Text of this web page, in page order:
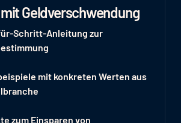
Geldverschwendung
Schritt-Anleitung zur
mit konkreten Werten aus
zum Einsparen von